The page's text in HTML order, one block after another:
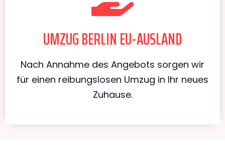
UMZUG BERLIN EU-AUSLAND
Nach Annahme des Angebots sorgen wir
für einen reibungslosen Umzug in Ihr neues
Zuhause.